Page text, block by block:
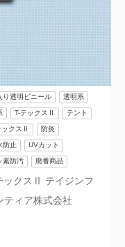
ックスⅡ テイジンフ
ティア株式会社
り透明ビニール 透明系
T-テックスⅡ テント
ックスⅡ 防炎
防止 UVカット
素防汚 廃番商品